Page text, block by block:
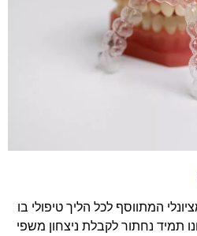
המתווסף לכל הליך טיפולי בו
תמיד נחתור לקבלת ניצחון משפי